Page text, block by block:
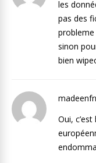
les
pas des
probleme
sinon
bien
Oui,